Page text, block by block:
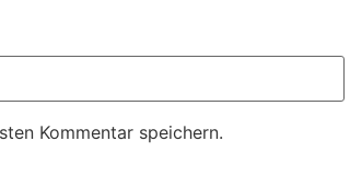
Kommentar speichern.